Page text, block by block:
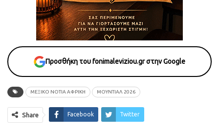
Προσθήκη του fonimaleviziou.gr στην Google
ΜΕΞΙΚΟ ΝΟΤΙΑ ΑΦΡΙΚΗ ΜΟΥΝΤΙΑΛ 2026
Share Facebook Twitter